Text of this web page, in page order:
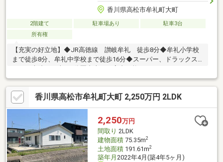
香川県高松市牟礼町大町
2階建て 駐車場あり
駐車3台
所有権
【充実の好立地】◆JR高徳線 讃岐牟礼 徒歩8分◆牟礼小学校
まで徒歩8分、牟礼中学校まで徒歩16分◆スーパー、ドラックス
香川県高松市牟礼町大町 2,250万円 2LDK
2,250万円
間取り 2LDK
建物面積75.35m2
土地面積191.61m2
築年月 2022年4月(築4年5ヶ月)